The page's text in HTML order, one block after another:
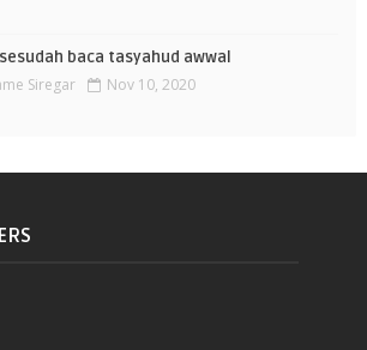
baca tasyahud awwal
Siregar Nov 10, 2020